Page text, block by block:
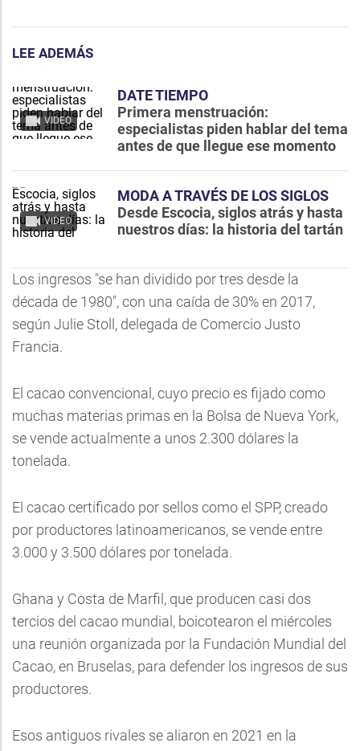
LEE ADEMÁS
VIDEO
DATE TIEMPO
Primera menstruación:
especialistas piden hablar del tema
antes de que llegue ese momento
VIDEO
MODA A TRAVÉS DE LOS SIGLOS
Desde Escocia, siglos atrás y hasta
nuestros días: la historia del tartán
Los ingresos "se han dividido por tres desde la
década de 1980", con una caída de 30% en 2017,
según Julie Stoll, delegada de Comercio Justo
Francia.
El cacao convencional, cuyo precio es fijado como
muchas materias primas en la Bolsa de Nueva York,
se vende actualmente a unos 2.300 dólares la
tonelada.
El cacao certificado por sellos como el SPP, creado
por productores latinoamericanos, se vende entre
3.000 y 3.500 dólares por tonelada.
Ghana y Costa de Marfil, que producen casi dos
tercios del cacao mundial, boicotearon el miércoles
una reunión organizada por la Fundación Mundial del
Cacao, en Bruselas, para defender los ingresos de sus
productores.
Esos antiguos rivales se aliaron en 2021 en la